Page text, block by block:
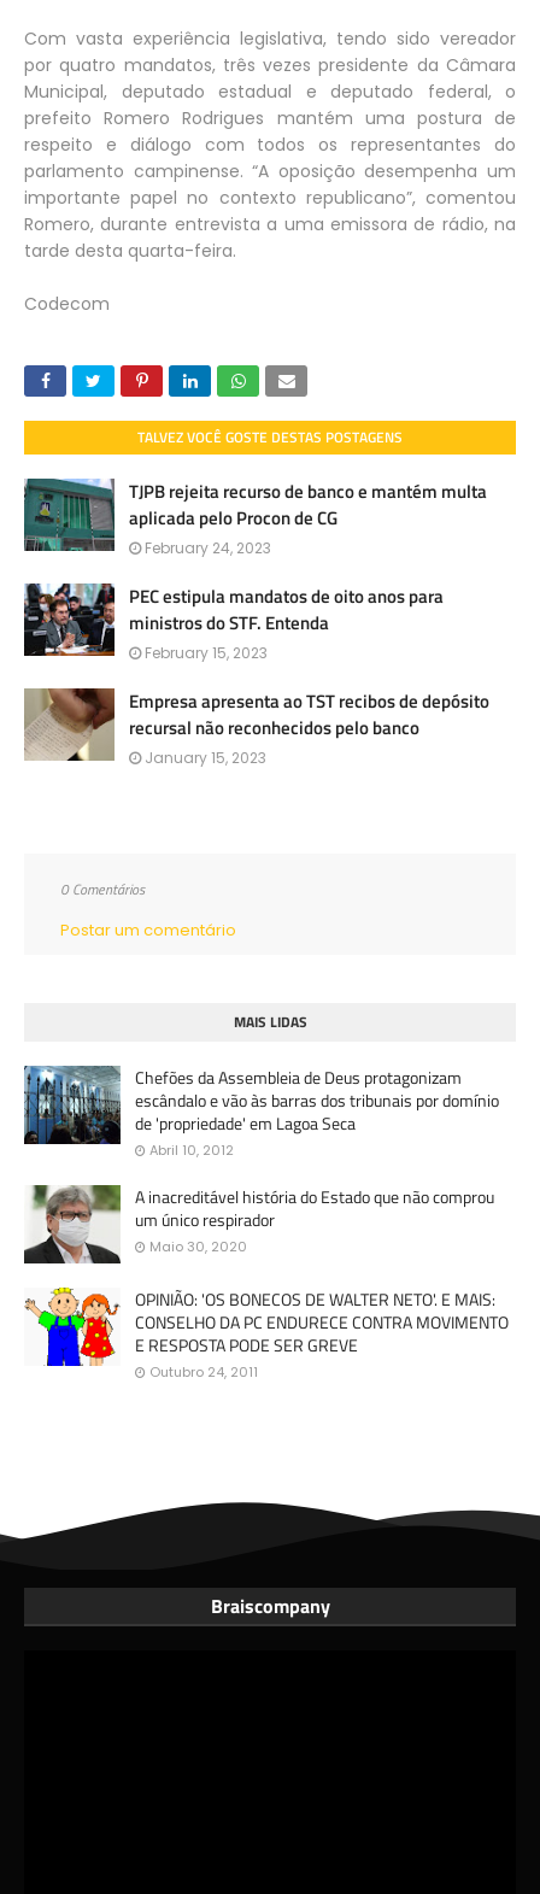
Com vasta experiência legislativa, tendo sido vereador
por quatro mandatos, três vezes presidente da Câmara
Municipal, deputado estadual e deputado federal, o
prefeito Romero Rodrigues mantém uma postura de
respeito e diálogo com todos os representantes do
parlamento campinense. “A oposição desempenha um
importante papel no contexto republicano”, comentou
Romero, durante entrevista a uma emissora de rádio, na
tarde desta quarta-feira.
Codecom
TALVEZ VOCÊ GOSTE DESTAS POSTAGENS
TJPB rejeita recurso de banco e mantém multa
aplicada pelo Procon de CG
February 24, 2023
PEC estipula mandatos de oito anos para
ministros do STF. Entenda
February 15, 2023
Empresa apresenta ao TST recibos de depósito
recursal não reconhecidos pelo banco
January 15, 2023
0 Comentários
Postar um comentário
MAIS LIDAS
Chefões da Assembleia de Deus protagonizam
escândalo e vão às barras dos tribunais por domínio
de 'propriedade' em Lagoa Seca
Abril 10, 2012
A inacreditável história do Estado que não comprou
um único respirador
Maio 30, 2020
OPINIÃO: 'OS BONECOS DE WALTER NETO'. E MAIS:
CONSELHO DA PC ENDURECE CONTRA MOVIMENTO
E RESPOSTA PODE SER GREVE
Outubro 24, 2011
Braiscompany